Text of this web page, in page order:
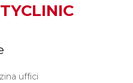
uffici